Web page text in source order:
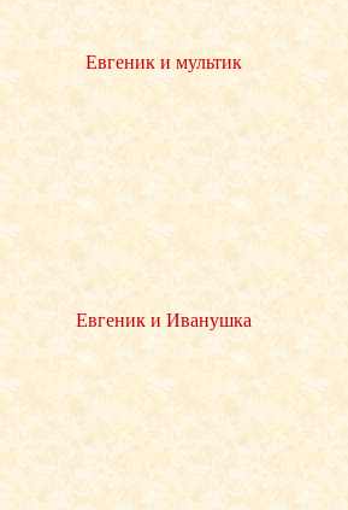
Евгеник и мультик
Евгеник и Иванушка